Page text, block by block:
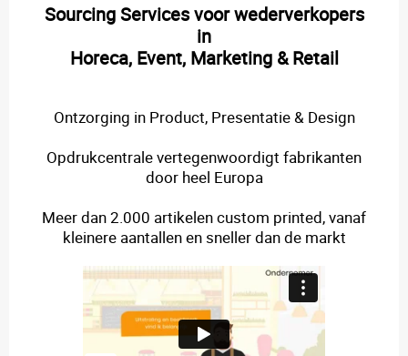
Sourcing Services voor wederverkopers
in
Horeca, Event, Marketing & Retail
Ontzorging in Product, Presentatie & Design
Opdrukcentrale vertegenwoordigt fabrikanten
door heel Europa
Meer dan 2.000 artikelen custom printed, vanaf
kleinere aantallen en sneller dan de markt